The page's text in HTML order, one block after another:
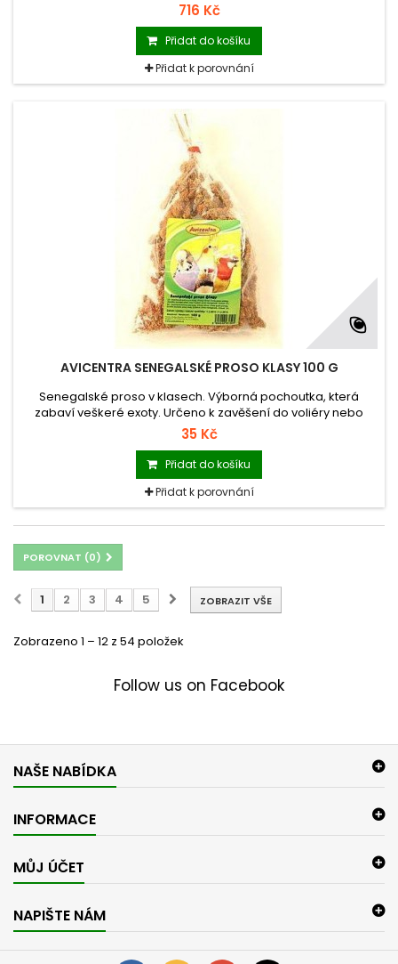
716 Kč
Přidat do košíku
Přidat k porovnání
AVICENTRA SENEGALSKÉ PROSO KLASY 100 G
Senegalské proso v klasech. Výborná pochoutka, která
zabaví veškeré exoty. Určeno k zavěšení do voliéry nebo
klece.
35 Kč
Přidat do košíku
Přidat k porovnání
POROVNAT (0)
ZOBRAZIT VŠE
1 2 3 4 5
Zobrazeno 1 – 12 z 54 položek
Follow us on Facebook
NAŠE NABÍDKA
INFORMACE
MŮJ ÚČET
NAPIŠTE NÁM